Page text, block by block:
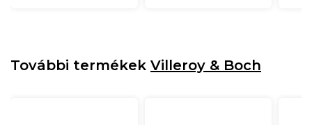
További termékek Villeroy & Boch